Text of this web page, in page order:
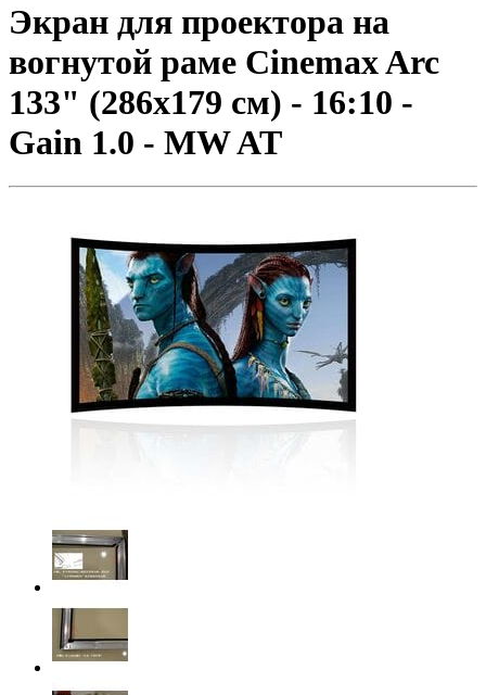
Экран для проектора на
вогнутой раме Cinemax Arc
133" (286x179 см) - 16:10 -
Gain 1.0 - MW AT